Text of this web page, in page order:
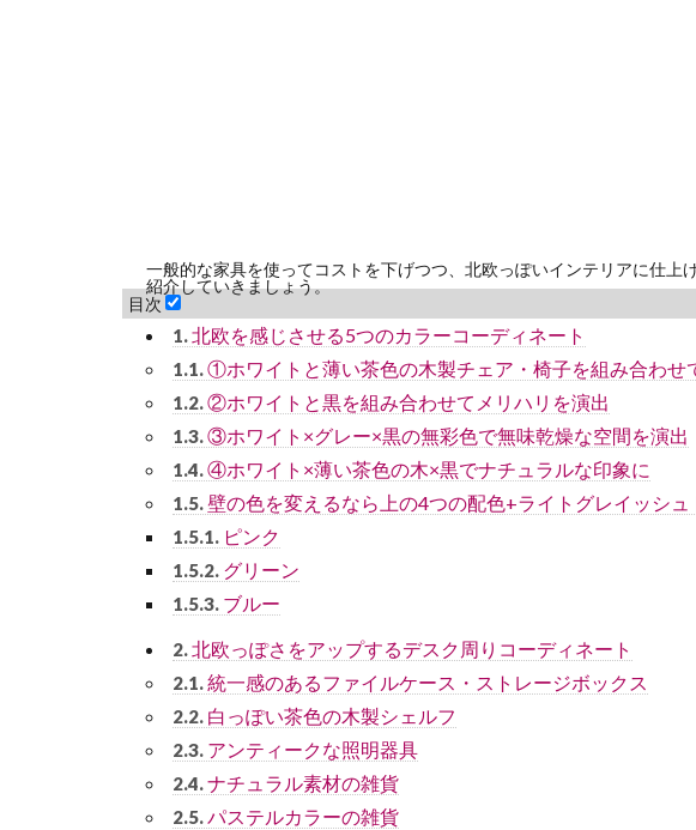
一般的な家具を使ってコストを下げつつ、北欧っぽいインテリアに仕上
紹介していきましょう。
目次
1.北欧を感じさせる5つのカラーコーディネート
1.1.①ホワイトと薄い茶色の木製チェア・椅子を組み合わせ
1.2.②ホワイトと黒を組み合わせてメリハリを演出
1.3.③ホワイト×グレー×黒の無彩色で無味乾燥な空間を演出
1.4.④ホワイト×薄い茶色の木×黒でナチュラルな印象に
1.5.壁の色を変えるなら上の4つの配色+ライトグレイッシュ
1.5.1. ピンク
1.5.2. グリーン
1.5.3. ブルー
2.北欧っぽさをアップするデスク周りコーディネート
2.1.統一感のあるファイルケース・ストレージボックス
2.2. 白っぽい茶色の木製シェルフ
2.3. アンティークな照明器具
2.4.ナチュラル素材の雑貨
2.5.パステルカラーの雑貨